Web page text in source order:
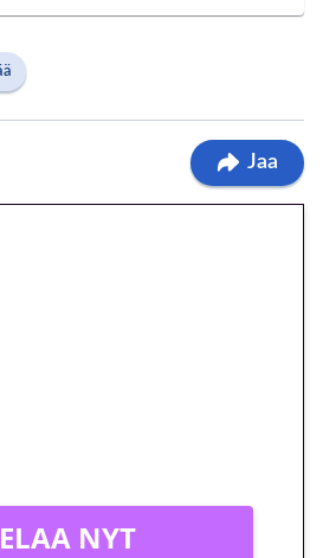
Jaa
NYT